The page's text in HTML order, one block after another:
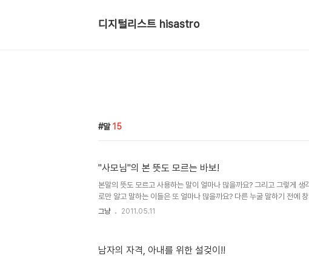
디지털리스트 hisastro
말 15
"사모님"의 본 뜻도 모르는 바보!
본말의 뜻도 모르고 사용하는 말이 얼마나 많을까요? 그리고 그렇게 생
로만 알고 말하는 이들은 또 얼마나 많을까요? 다른 누굴 말하기 전에
이십년 전 쯤 제 기억의 이야기는 그 좋은 예가 될 겁니다. 저에겐 은인과
선생님 부인되시는 분의 호칭을 어떻게 해야 하는지 떠오르지가 않는 겁
그냥 2011.05.11
남자의 자격, 아내를 위한 설겆이!!